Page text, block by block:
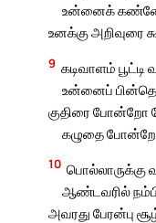
உன்னைக்
உனக்கு அறிவுரை
9 கடிவாளம்
உன்னைப்
குதிரை போன்றோ
கழுதை போன்றோ
10 பொல்லாருக்கு
ஆண்டவரில்
அவரது பேரன்பு